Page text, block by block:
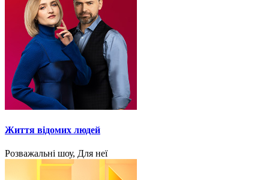
Життя відомих людей
Розважальні шоу, Для неї